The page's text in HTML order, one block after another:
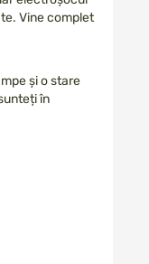
Vine complet
și o stare
în